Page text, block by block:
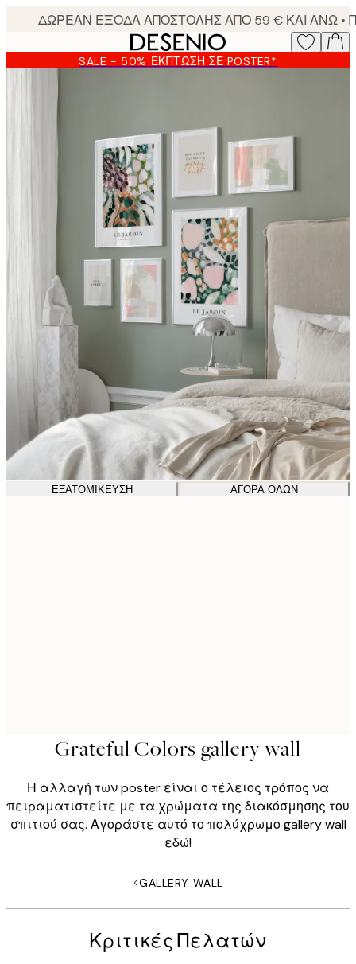
content.
SALE - 50% ΈΚΠΤΩΣΗ ΣΕ POSTER*
ΕΞΑΤΟΜΊΚΕΥΣΗ ΑΓΟΡΆ ΌΛΩΝ
Grateful Colors gallery wall
Η αλλαγή των poster είναι ο τέλειος τρόπος να
πειραματιστείτε με τα χρώματα της διακόσμησης του
σπιτιού σας. Αγοράστε αυτό το πολύχρωμο gallery wall
εδώ!
GALLERY WALL
Κριτικές Πελατών